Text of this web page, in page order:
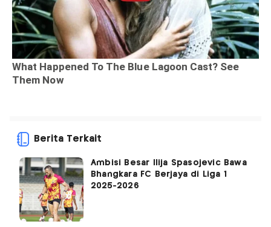
Berita Terkait
Ambisi Besar Ilija Spasojevic Bawa
Bhangkara FC Berjaya di Liga 1
2025-2026